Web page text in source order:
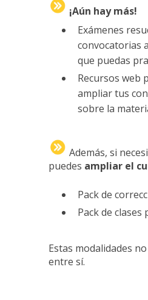
¡Aún hay más!
Exámenes
convocatorias
que puedas
Recursos web
ampliar tus
sobre la
Además, si
puedes ampliar el
Pack de
Pack de clases
Estas modalidades
entre sí.